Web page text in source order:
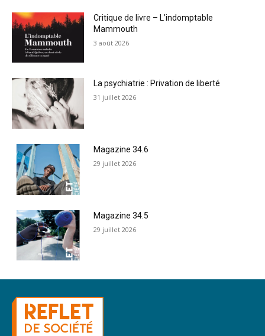
Critique de livre – L’indomptable
Mammouth
3 août 2026
La psychiatrie : Privation de liberté
31 juillet 2026
Magazine 34.6
29 juillet 2026
Magazine 34.5
29 juillet 2026